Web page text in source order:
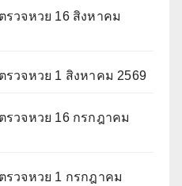
รวจหวย 16 สิงหาคม
วจหวย 1 สิงหาคม 2569
รวจหวย 16 กรกฎาคม
รวจหวย 1 กรกฎาคม